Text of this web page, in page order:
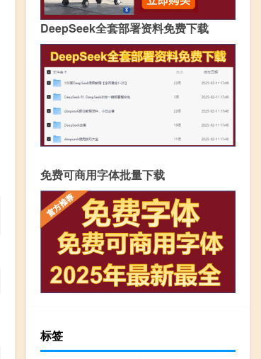
DeepSeek全套部署资料免费下载
免费可商用字体批量下载
标签